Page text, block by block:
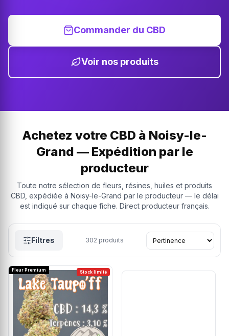
Commander du CBD
Voir nos produits
Achetez votre CBD à Noisy-le-
Grand — Expédition par le
producteur
Toute notre sélection de fleurs, résines, huiles et produits
CBD, expédiée à Noisy-le-Grand par le producteur — le délai
est indiqué sur chaque fiche. Direct producteur français.
Filtres 302 produits
Stock limité
Fleur Premium